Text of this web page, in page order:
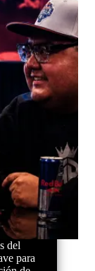
del
para